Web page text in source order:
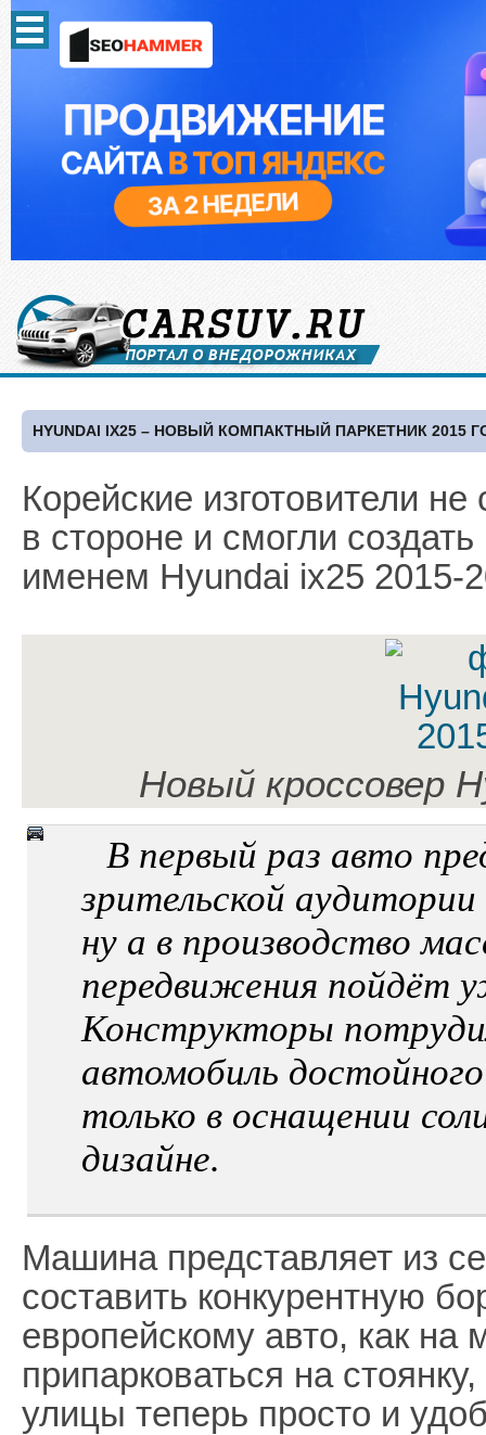
HYUNDAI IX25 – НОВЫЙ КОМПАКТНЫЙ ПАРКЕТНИК 2015
Корейские изготовители
в стороне и смогли
именем Hyundai ix25 2015-
Новый кроссовер
В первый раз авто
зрительской
ну а в производство
передвижения пойдёт
Конструкторы
автомобиль
только в оснащении
дизайне.
Машина представляет из
составить конкурентную
европейскому авто, как на
припарковаться на
улицы теперь просто и